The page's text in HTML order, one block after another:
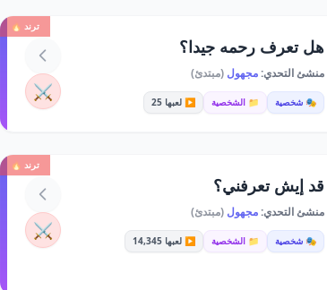
ترند 🔥
هل تعرف رحمه جيدا؟
منشئ التحدي:مجهول(مبتدئ)
🎭 شخصية 📁 الشخصية ▶️ لعبها 25 ⚔️
ترند 🔥
قد إيش تعرفني؟
منشئ التحدي:مجهول(مبتدئ)
🎭 شخصية 📁 الشخصية ▶️ لعبها 14,345 ⚔️